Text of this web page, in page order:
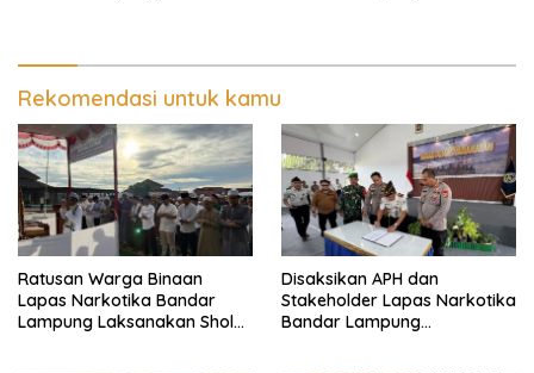
Rekomendasi untuk kamu
Ratusan Warga Binaan
Lapas Narkotika Bandar
Lampung Laksanakan Sholat
Disaksikan APH dan
Stakeholder Lapas Narkotika
Bandar Lampung